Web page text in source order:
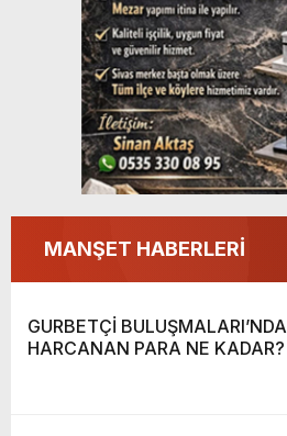
MANŞET HABERLERİ
GURBETÇİ BULUŞMALARI’NDA
HARCANAN PARA NE KADAR?